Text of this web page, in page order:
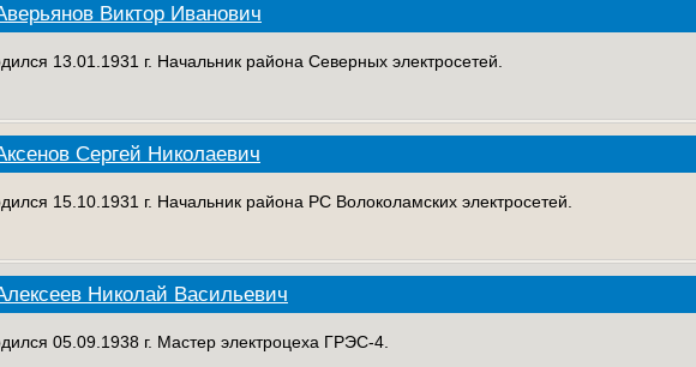
Виктор Иванович
13.01.1931 г. Начальник района Северных электросетей.
Сергей Николаевич
15.10.1931 г. Начальник района РС Волоколамских электросетей.
Николай Васильевич
05.09.1938 г. Мастер электроцеха ГРЭС-4.